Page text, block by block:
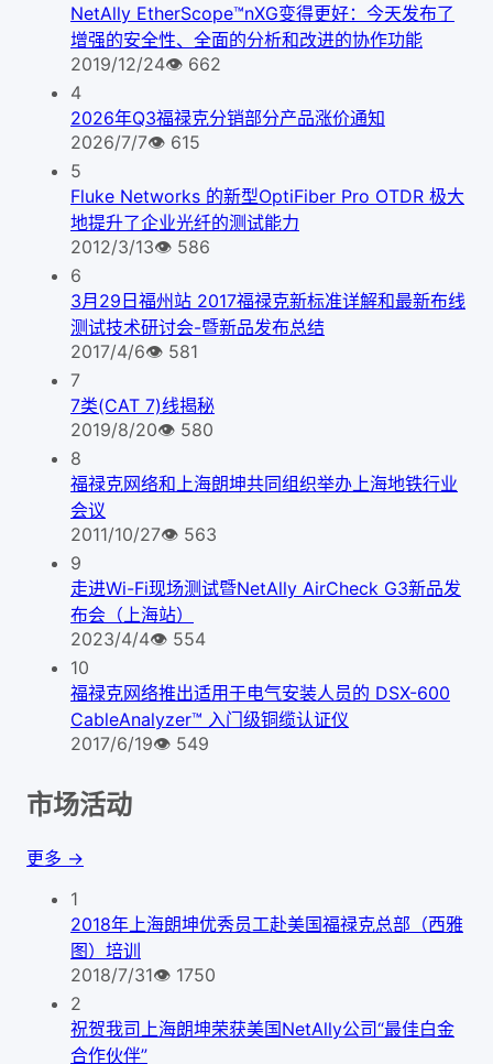
NetAlly EtherScope™nXG变得更好：今天发布了
增强的安全性、全面的分析和改进的协作功能
2019/12/24👁 662
4
2026年Q3福禄克分销部分产品涨价通知
2026/7/7👁 615
5
Fluke Networks 的新型OptiFiber Pro OTDR 极大
地提升了企业光纤的测试能力
2012/3/13👁 586
6
3月29日福州站 2017福禄克新标准详解和最新布线
测试技术研讨会-暨新品发布总结
2017/4/6👁 581
7
7类(CAT 7)线揭秘
2019/8/20👁 580
8
福禄克网络和上海朗坤共同组织举办上海地铁行业
会议
2011/10/27👁 563
9
走进Wi-Fi现场测试暨NetAlly AirCheck G3新品发
布会（上海站）
2023/4/4👁 554
10
福禄克网络推出适用于电气安装人员的 DSX-600
CableAnalyzer™ 入门级铜缆认证仪
2017/6/19👁 549
市场活动
更多 →
1
2018年上海朗坤优秀员工赴美国福禄克总部（西雅
图）培训
2018/7/31👁 1750
2
祝贺我司上海朗坤荣获美国NetAlly公司“最佳白金
合作伙伴”